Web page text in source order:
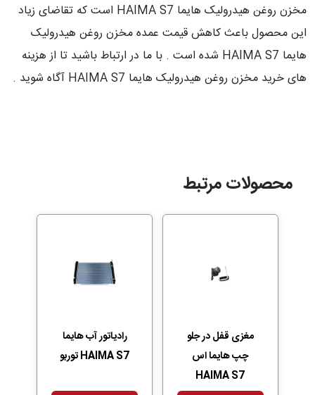
مخزن روغن هیدرولیک هایما HAIMA S7 است که تقاضای زیاد
این محصول باعث کاهش قیمت عمده مخزن روغن هیدرولیک
هایما HAIMA S7 شده است . با ما در ارتباط باشید تا از هزینه
های خرید مخزن روغن هیدرولیک هایما HAIMA S7 آگاه شوید .
محصولات مرتبط
مغزی قفل در جلو
چپ هایما اس
HAIMA S7
رادیاتور آب هایما
HAIMA S7 توربو